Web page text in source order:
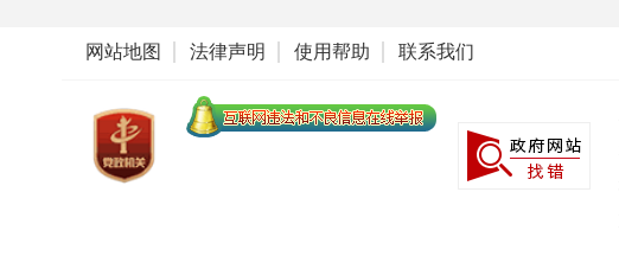
网站地图 法律声明 使用帮助 联系我们